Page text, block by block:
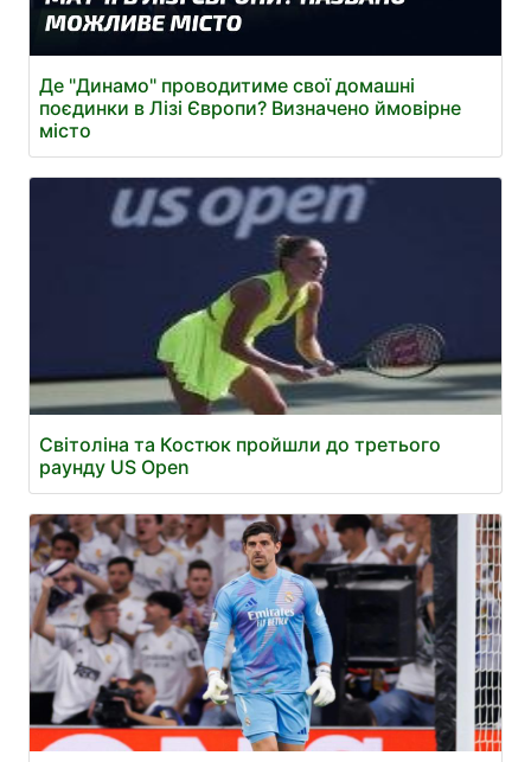
Де "Динамо" проводитиме свої домашні
поєдинки в Лізі Європи? Визначено ймовірне
місто
Світоліна та Костюк пройшли до третього
раунду US Open